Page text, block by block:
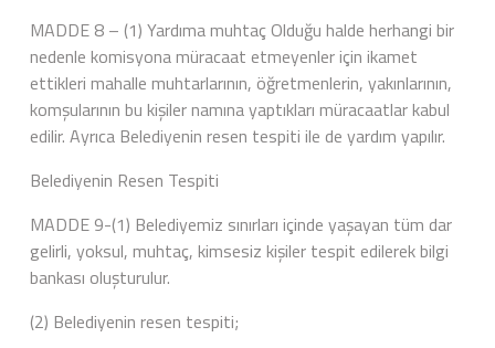
MADDE 8 – (1) Yardıma muhtaç Olduğu halde herhangi bir
nedenle komisyona müracaat etmeyenler için ikamet
ettikleri mahalle muhtarlarının, öğretmenlerin, yakınlarının,
komşularının bu kişiler namına yaptıkları müracaatlar kabul
edilir. Ayrıca Belediyenin resen tespiti ile de yardım yapılır.
Belediyenin Resen Tespiti
MADDE 9-(1) Belediyemiz sınırları içinde yaşayan tüm dar
gelirli, yoksul, muhtaç, kimsesiz kişiler tespit edilerek bilgi
bankası oluşturulur.
(2) Belediyenin resen tespiti;